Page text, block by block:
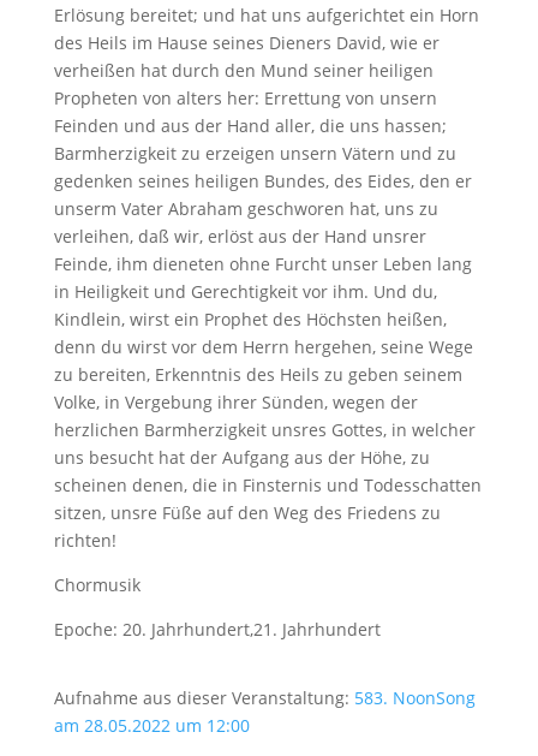
Erlösung bereitet; und hat uns aufgerichtet ein Horn
des Heils im Hause seines Dieners David, wie er
verheißen hat durch den Mund seiner heiligen
Propheten von alters her: Errettung von unsern
Feinden und aus der Hand aller, die uns hassen;
Barmherzigkeit zu erzeigen unsern Vätern und zu
gedenken seines heiligen Bundes, des Eides, den er
unserm Vater Abraham geschworen hat, uns zu
verleihen, daß wir, erlöst aus der Hand unsrer
Feinde, ihm dieneten ohne Furcht unser Leben lang
in Heiligkeit und Gerechtigkeit vor ihm. Und du,
Kindlein, wirst ein Prophet des Höchsten heißen,
denn du wirst vor dem Herrn hergehen, seine Wege
zu bereiten, Erkenntnis des Heils zu geben seinem
Volke, in Vergebung ihrer Sünden, wegen der
herzlichen Barmherzigkeit unsres Gottes, in welcher
uns besucht hat der Aufgang aus der Höhe, zu
scheinen denen, die in Finsternis und Todesschatten
sitzen, unsre Füße auf den Weg des Friedens zu
richten!
Chormusik
Epoche: 20. Jahrhundert,21. Jahrhundert
Aufnahme aus dieser Veranstaltung: 583. NoonSong
am 28.05.2022 um 12:00